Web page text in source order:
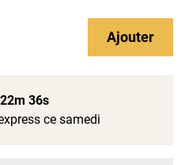
Ajouter
36s
ce samedi